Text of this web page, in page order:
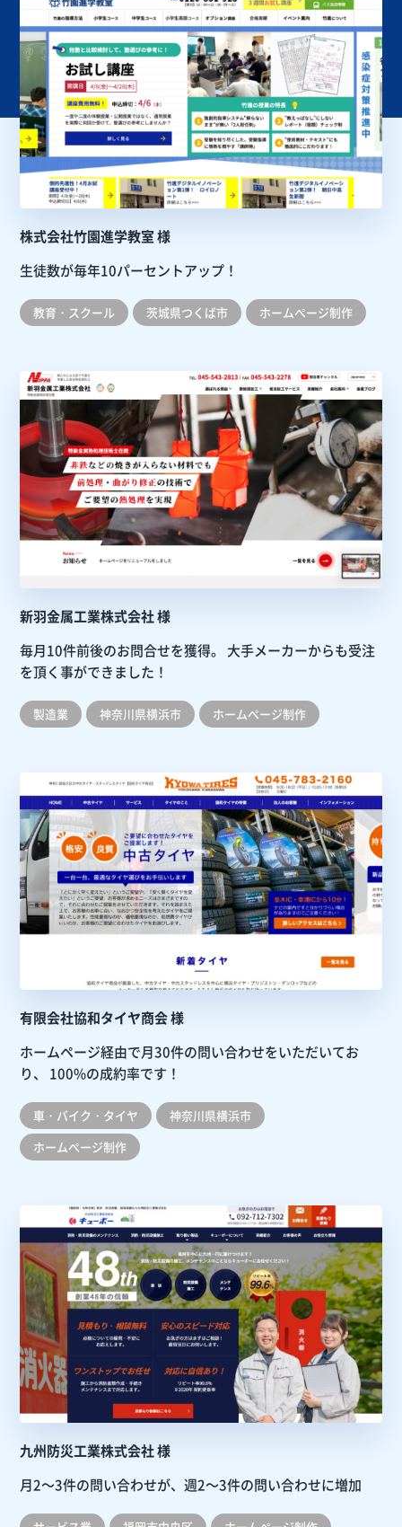
株式会社竹園進学教室 様
生徒数が毎年10パーセントアップ！
教育・スクール 茨城県つくば市 ホームぺージ制作
新羽金属工業株式会社 様
毎月10件前後のお問合せを獲得。
大手メーカーからも受注
を頂く事ができました！
製造業 神奈川県横浜市 ホームぺージ制作
有限会社協和タイヤ商会 様
ホームページ経由で月30件の問い合わせをいただいてお
り、
100%の成約率です！
車・バイク・タイヤ
神奈川県横浜市
ホームぺージ制作
九州防災工業株式会社 様
月2～3件の問い合わせが、週2～3件の問い合わせに増加